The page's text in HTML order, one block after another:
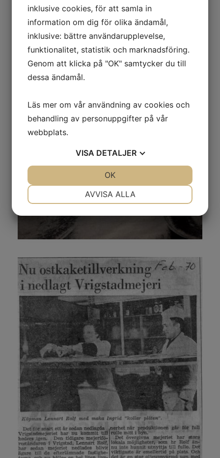
inklusive cookies, för att samla in
information om dig för olika ändamål,
inklusive: bättre användarupplevelse,
funktionalitet, statistik och marknadsföring.
Genom att klicka på "OK" samtycker du till
dessa ändamål.
Läs mer om vår användning av cookies och
behandling av personuppgifter på vår
webbplats.
VISA DETALJER
MARKNADSFÖRING
AVVISA ALLA
OK